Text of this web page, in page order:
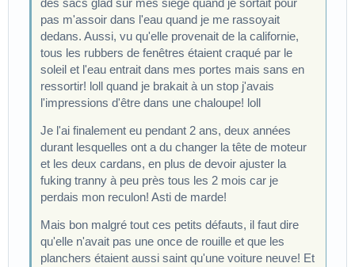
des sacs glad sur mes siège quand je sortait pour
pas m'assoir dans l'eau quand je me rassoyait
dedans. Aussi, vu qu'elle provenait de la californie,
tous les rubbers de fenêtres étaient craqué par le
soleil et l'eau entrait dans mes portes mais sans en
ressortir! loll quand je brakait à un stop j'avais
l'impressions d'être dans une chaloupe! loll
Je l'ai finalement eu pendant 2 ans, deux années
durant lesquelles ont a du changer la tête de moteur
et les deux cardans, en plus de devoir ajuster la
fuking tranny à peu près tous les 2 mois car je
perdais mon reculon! Asti de marde!
Mais bon malgré tout ces petits défauts, il faut dire
qu'elle n'avait pas une once de rouille et que les
planchers étaient aussi saint qu'une voiture neuve! Et